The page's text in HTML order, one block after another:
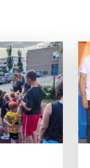
SO
Konkova
des
HG und